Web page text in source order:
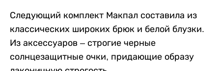
Следующий комплект Макпал составила из
классических широких брюк и белой блузки.
Из аксессуаров – строгие черные
солнцезащитные очки, придающие образу